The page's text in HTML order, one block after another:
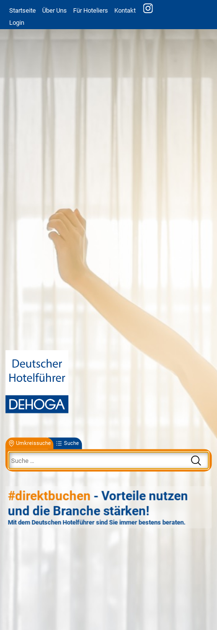
Startseite Über Uns Für Hoteliers
Kontakt
Login
Umkreissuche Suche
#direktbuchen - Vorteile nutzen
und die Branche stärken!
Mit dem Deutschen Hotelführer sind Sie immer bestens beraten.